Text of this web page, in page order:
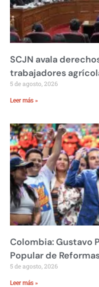
SCJN avala
trabajadores
5 de agosto, 2026
Leer más »
Colombia: Gustavo
Popular de
5 de agosto, 2026
Leer más »